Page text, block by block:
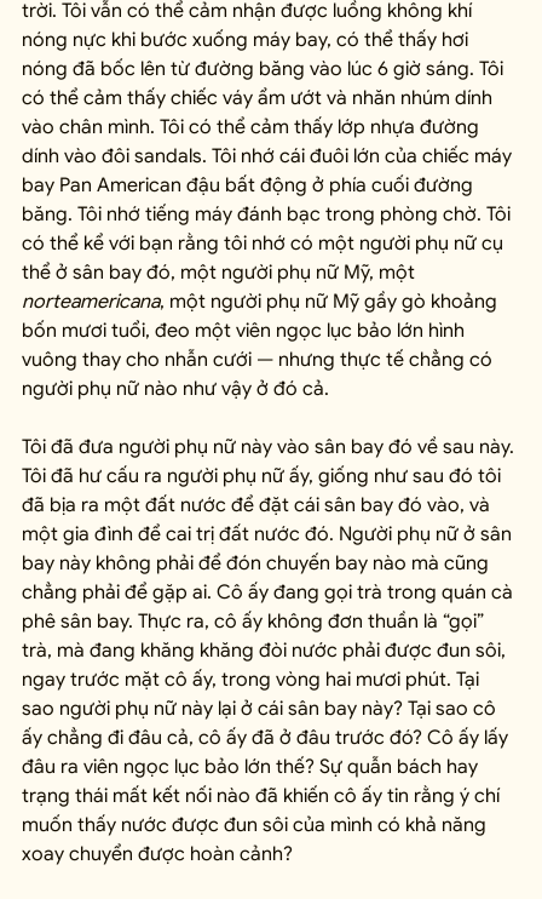
trời. Tôi vẫn có thể cảm nhận được luồng không khí
nóng nực khi bước xuống máy bay, có thể thấy hơi
nóng đã bốc lên từ đường băng vào lúc 6 giờ sáng. Tôi
có thể cảm thấy chiếc váy ẩm ướt và nhăn nhúm dính
vào chân mình. Tôi có thể cảm thấy lớp nhựa đường
dính vào đôi sandals. Tôi nhớ cái đuôi lớn của chiếc máy
bay Pan American đậu bất động ở phía cuối đường
băng. Tôi nhớ tiếng máy đánh bạc trong phòng chờ. Tôi
có thể kể với bạn rằng tôi nhớ có một người phụ nữ cụ
thể ở sân bay đó, một người phụ nữ Mỹ, một
norteamericana, một người phụ nữ Mỹ gầy gò khoảng
bốn mươi tuổi, đeo một viên ngọc lục bảo lớn hình
vuông thay cho nhẫn cưới — nhưng thực tế chẳng có
người phụ nữ nào như vậy ở đó cả.
Tôi đã đưa người phụ nữ này vào sân bay đó về sau này.
Tôi đã hư cấu ra người phụ nữ ấy, giống như sau đó tôi
đã bịa ra một đất nước để đặt cái sân bay đó vào, và
một gia đình để cai trị đất nước đó. Người phụ nữ ở sân
bay này không phải để đón chuyến bay nào mà cũng
chẳng phải để gặp ai. Cô ấy đang gọi trà trong quán cà
phê sân bay. Thực ra, cô ấy không đơn thuần là “gọi”
trà, mà đang khăng khăng đòi nước phải được đun sôi,
ngay trước mặt cô ấy, trong vòng hai mươi phút. Tại
sao người phụ nữ này lại ở cái sân bay này? Tại sao cô
ấy chẳng đi đâu cả, cô ấy đã ở đâu trước đó? Cô ấy lấy
đâu ra viên ngọc lục bảo lớn thế? Sự quẫn bách hay
trạng thái mất kết nối nào đã khiến cô ấy tin rằng ý chí
muốn thấy nước được đun sôi của mình có khả năng
xoay chuyển được hoàn cảnh?